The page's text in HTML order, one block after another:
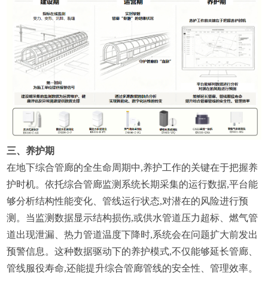
三、养护期
在地下综合管廊的全生命周期中,养护工作的关键在于把握养
护时机。依托综合管廊监测系统长期采集的运行数据,平台能
够分析结构性能变化、管线运行状态,对潜在的风险进行预
测。当监测数据显示结构损伤,或供水管道压力超标、燃气管
道出现泄漏、热力管道温度下降时,系统会在问题扩大前发出
预警信息。这种数据驱动下的养护模式,不仅能够延长管廊、
管线服役寿命,还能提升综合管廊管线的安全性、管理效率。